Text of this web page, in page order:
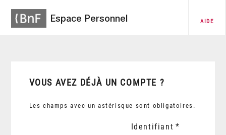
Espace Personnel AIDE
VOUS AVEZ DÉJÀ UN COMPTE ?
Les champs avec un astérisque sont obligatoires.
Identifiant